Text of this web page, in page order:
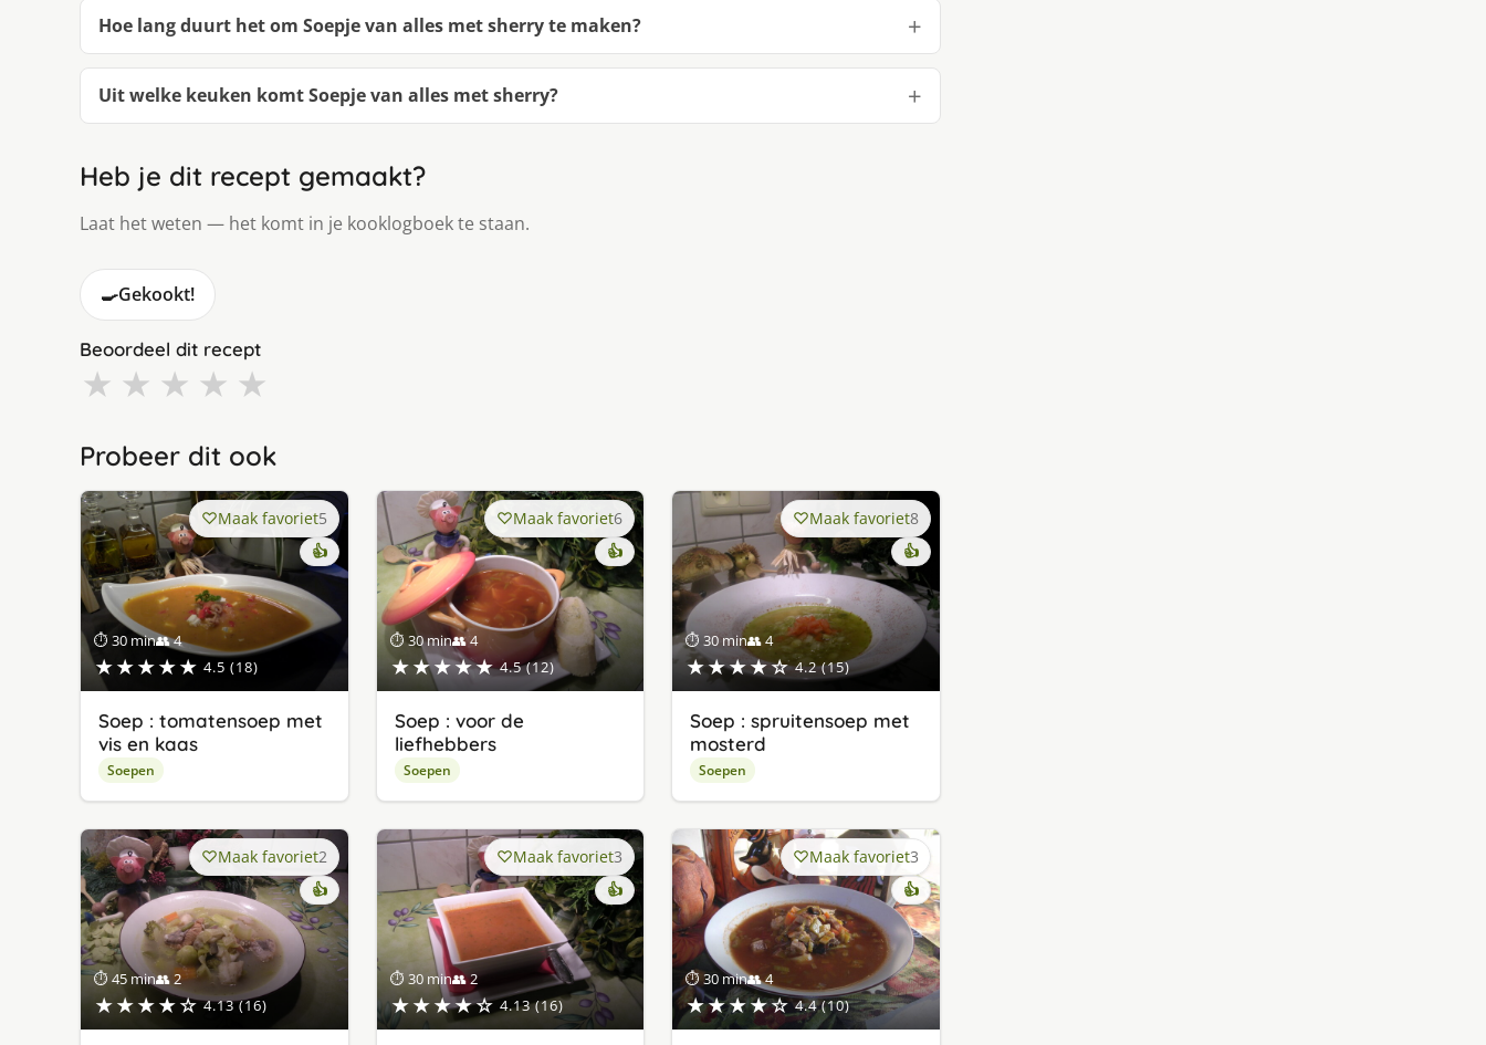
Hoe lang duurt het om Soepje van alles met sherry te maken?
Uit welke keuken komt Soepje van alles met sherry?
Heb je dit recept gemaakt?
Laat het weten — het komt in je kooklogboek te staan.
🍳Gekookt!
Beoordeel dit recept
★ ★ ★ ★ ★
Probeer dit ook
⏱ 30 min👥 4
★★★★★ 4.5 (18)
Maak favoriet5
👍
Soep : tomatensoep met
vis en kaas
Soepen
⏱ 30 min👥 4
★★★★★ 4.5 (12)
Maak favoriet6
👍
Soep : voor de
liefhebbers
Soepen
⏱ 30 min👥 4
★★★★☆ 4.2 (15)
Maak favoriet8
👍
Soep : spruitensoep met
mosterd
Soepen
⏱ 45 min👥 2
★★★★☆ 4.13 (16)
Maak favoriet2
👍
⏱ 30 min👥 2
★★★★☆ 4.13 (16)
Maak favoriet3
👍
⏱ 30 min👥 4
★★★★☆ 4.4 (10)
Maak favoriet3
👍